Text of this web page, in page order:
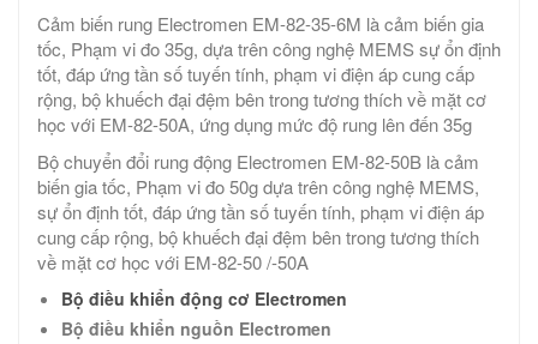
Cảm biến rung Electromen EM-82-35-6M là cảm biến gia
tốc, Phạm vi đo 35g, dựa trên công nghệ MEMS sự ổn định
tốt, đáp ứng tần số tuyến tính, phạm vi điện áp cung cấp
rộng, bộ khuếch đại đệm bên trong tương thích về mặt cơ
học với EM-82-50A, ứng dụng mức độ rung lên đến 35g
Bộ chuyển đổi rung động Electromen EM-82-50B là cảm
biến gia tốc, Phạm vi đo 50g dựa trên công nghệ MEMS,
sự ổn định tốt, đáp ứng tần số tuyến tính, phạm vi điện áp
cung cấp rộng, bộ khuếch đại đệm bên trong tương thích
về mặt cơ học với EM-82-50 /-50A
Bộ điều khiển động cơ Electromen
Bộ điều khiển nguồn Electromen